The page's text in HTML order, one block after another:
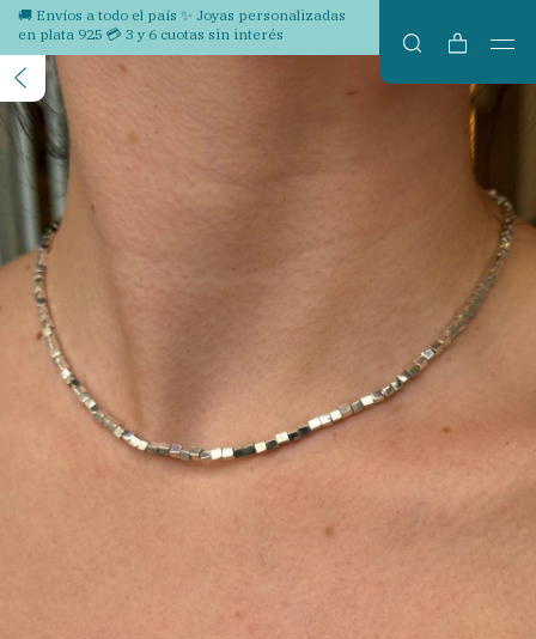
🚚 Envíos a todo el país ✨ Joyas personalizadas
en plata 925 💳 3 y 6 cuotas sin interés